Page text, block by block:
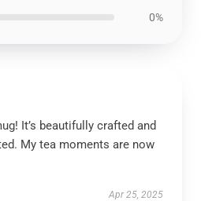
0%
It’s beautifully crafted and
My tea moments are now
Apr 25, 2025